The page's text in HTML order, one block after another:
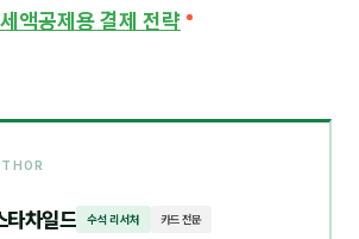
액공제용 결제 전략
타차일드 수석 리서처 카드 전문